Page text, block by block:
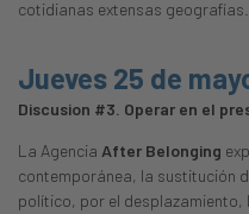
cotidianas extensas geografías.
Jueves 25 de
Discusion #3. Operar en el
La Agencia After Belonging
contemporánea, la sustitución
político, por el